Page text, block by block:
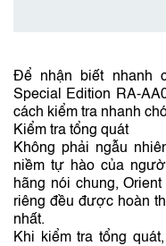
Để nhận biết nhanh
Special Edition RA-
cách kiểm tra nhanh
Kiểm tra tổng quát
Không phải ngẫu
niềm tự hào của
hãng nói chung,
riêng đều được hoàn
nhất.
Khi kiểm tra tổng